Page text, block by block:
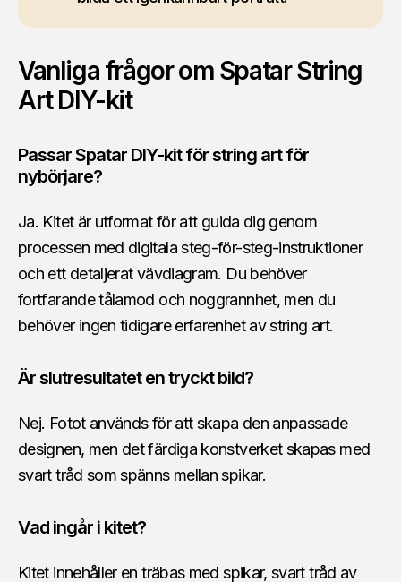
Vanliga frågor om Spatar String
Art DIY-kit
Passar Spatar DIY-kit för string art för
nybörjare?
Ja. Kitet är utformat för att guida dig genom
processen med digitala steg-för-steg-instruktioner
och ett detaljerat vävdiagram. Du behöver
fortfarande tålamod och noggrannhet, men du
behöver ingen tidigare erfarenhet av string art.
Är slutresultatet en tryckt bild?
Nej. Fotot används för att skapa den anpassade
designen, men det färdiga konstverket skapas med
svart tråd som spänns mellan spikar.
Vad ingår i kitet?
Kitet innehåller en träbas med spikar, svart tråd av